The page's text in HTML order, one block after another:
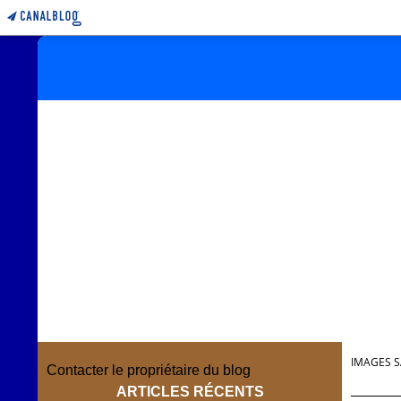
Contacter le propriétaire du blog
ARTICLES RÉCENTS
IMAGES